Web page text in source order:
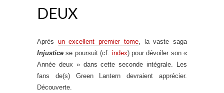
DEUX
Après un excellent premier tome, la vaste saga
Injustice se poursuit (cf. index) pour dévoiler son «
Année deux » dans cette seconde intégrale. Les
fans de(s) Green Lantern devraient apprécier.
Découverte.